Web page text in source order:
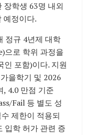
장학생 63명 내외
예정이다.
정규 4년제 대학
으로 학위 과정을
인 포함)이다. 지원
을학기 및 2026
, 4.0 만점 기준
Fail 등 별도 성
제한이 적용되
입학 허가 관련 증